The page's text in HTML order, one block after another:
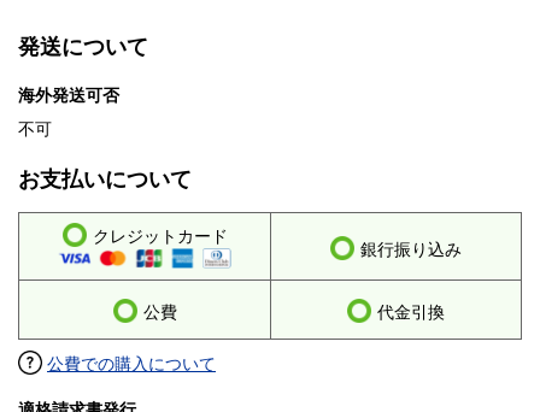
発送について
海外発送可否
不可
お支払いについて
クレジットカード
銀行振り込み
公費 代金引換
公費での購入について